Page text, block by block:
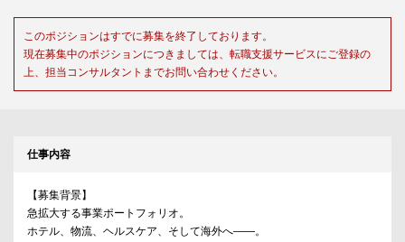
このポジションはすでに募集を終了しております。
現在募集中のポジションにつきましては、転職支援サービスにご登録の
上、担当コンサルタントまでお問い合わせください。
仕事内容
【募集背景】
急拡大する事業ポートフォリオ。
ホテル、物流、ヘルスケア、そして海外へ——。